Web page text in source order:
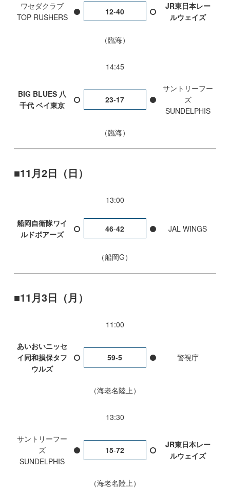
ワセダクラブ
TOP RUSHERS
12-40
JR東日本レー
ルウェイズ
臨海
14:45
BIG BLUES 八
千代 ベイ東京
23-17
サントリーフー
ズ
SUNDELPHIS
臨海
11月2日（日）
13:00
船岡自衛隊ワイ
ルドボアーズ
46-42 JAL WINGS
船岡G
11月3日（月）
11:00
あいおいニッセ
イ同和損保タフ
ウルズ
59-5 警視庁
海老名陸上
13:30
サントリーフー
ズ
SUNDELPHIS
15-72
JR東日本レー
ルウェイズ
海老名陸上